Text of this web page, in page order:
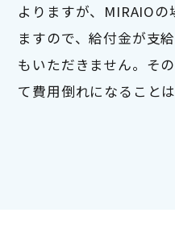
よりますが、MIRAIO
ますので、給付金が支
もいただきません。そ
て費用倒れになることは